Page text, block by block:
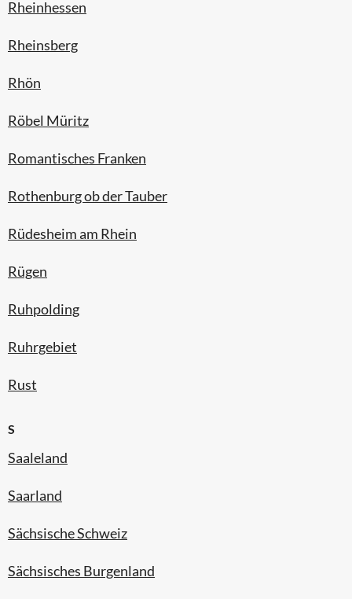
Rheinhessen
Rheinsberg
Rhön
Röbel Müritz
Romantisches Franken
Rothenburg ob der Tauber
Rüdesheim am Rhein
Rügen
Ruhpolding
Ruhrgebiet
Rust
S
Saaleland
Saarland
Sächsische Schweiz
Sächsisches Burgenland